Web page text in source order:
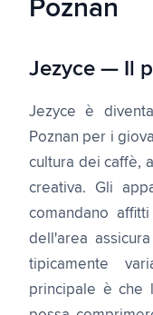
Poznan
Jezyce — Il
Jezyce è
Poznan per i
cultura dei caffè,
creativa. Gli
comandano
dell'area
tipicamente
principale è che